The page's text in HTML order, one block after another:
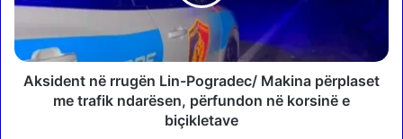
e
t
n
Aksident në rrugën Lin-Pogradec/ Makina përplaset
me trafik ndarësen, përfundon në korsinë e
biçikletave